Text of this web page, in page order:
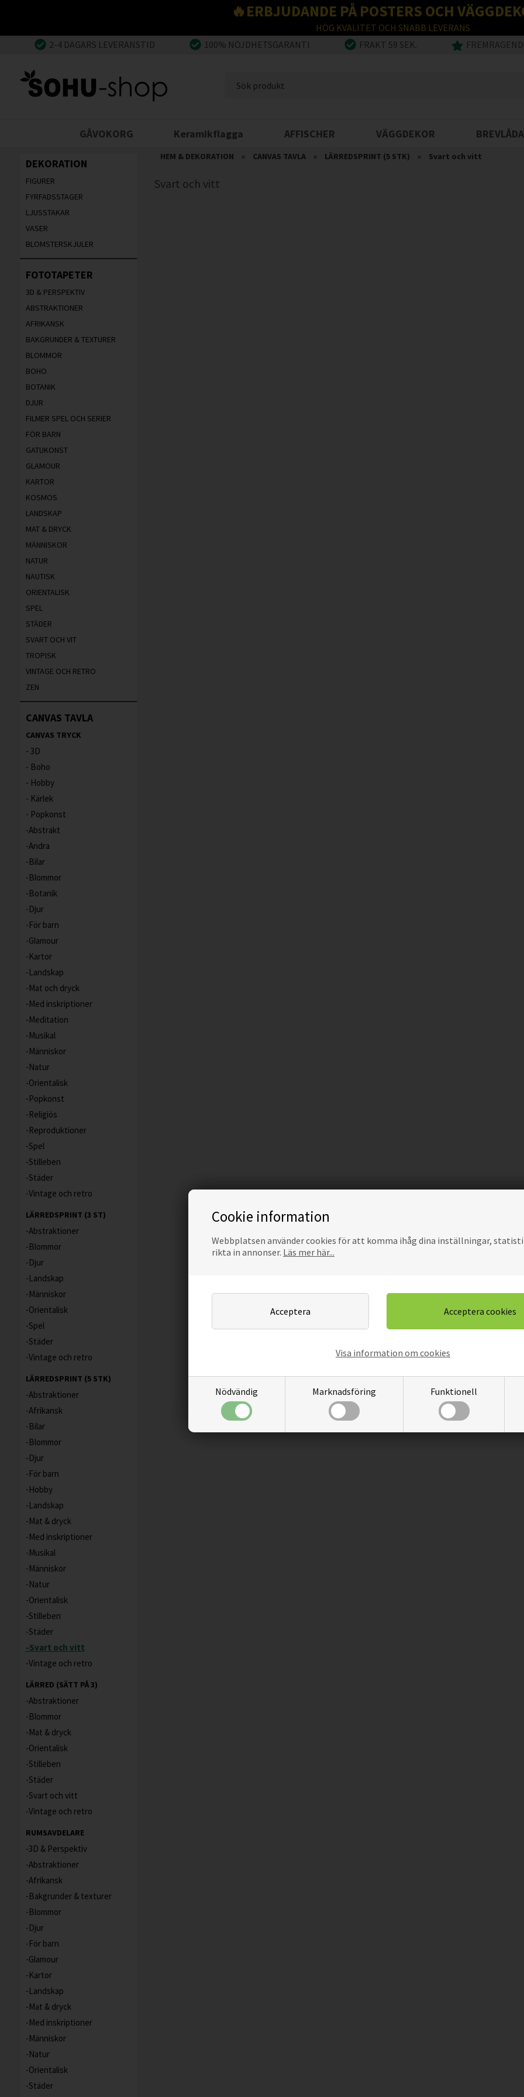
Cookie information
Webbplatsen använder cookies för att komma ihåg dina inställningar,
rikta in annonser. Läs mer här...
Nödvändig Marknadsföring Funktionell
Visa information om cookies
🔥ERBJUDANDE PÅ POSTERS OCH
HÖG KVALITET OCH SNABB LEVERANS
2-4 DAGARS LEVERANSTID
100% NÖJDHETSGARANTI FRAKT 59 SEK.
GÅVOKORG Keramikflagga AFFISCHER VÄGGDEKOR
DEKORATION
FIGURER
FYRFADSSTAGER
LJUSSTAKAR
VASER
BLOMSTERSKJULER
FOTOTAPETER
3D & PERSPEKTIV
ABSTRAKTIONER
AFRIKANSK
BAKGRUNDER & TEXTURER
BLOMMOR
BOHO
BOTANIK
DJUR
FILMER SPEL OCH SERIER
FÖR BARN
GATUKONST
GLAMOUR
KARTOR
KOSMOS
LANDSKAP
MAT & DRYCK
MÄNNISKOR
NATUR
NAUTISK
ORIENTALISK
SPEL
STÄDER
SVART OCH VIT
TROPISK
VINTAGE OCH RETRO
ZEN
CANVAS TAVLA
CANVAS TRYCK
3D
Boho
Hobby
Kärlek
Popkonst
Abstrakt
Andra
Bilar
Blommor
Botanik
Djur
För barn
Glamour
Kartor
Landskap
Mat och dryck
Med inskriptioner
Meditation
Musikal
Människor
Natur
Orientalisk
Popkonst
Religiös
Reproduktioner
Spel
Stilleben
Städer
Vintage och retro
LÄRREDSPRINT (3 ST)
Abstraktioner
Blommor
Djur
Landskap
Människor
Orientalisk
Spel
Städer
Vintage och retro
LÄRREDSPRINT (5 STK)
Abstraktioner
Afrikansk
Bilar
Blommor
Djur
För barn
Hobby
Landskap
Mat & dryck
Med inskriptioner
Musikal
Människor
Natur
Orientalisk
Stilleben
Städer
Svart och vitt
Vintage och retro
LÄRRED (SÄTT PÅ 3)
Abstraktioner
Blommor
Mat & dryck
Orientalisk
Stilleben
Städer
Svart och vitt
Vintage och retro
RUMSAVDELARE
3D & Perspektiv
Abstraktioner
Afrikansk
Bakgrunder & texturer
Blommor
Djur
För barn
Glamour
Kartor
Landskap
Mat & dryck
Med inskriptioner
Människor
Natur
Orientalisk
Städer
HEM & DEKORATION » CANVAS TAVLA » LÄRREDSPRINT (5 STK) » Svart och vitt
Svart och vitt